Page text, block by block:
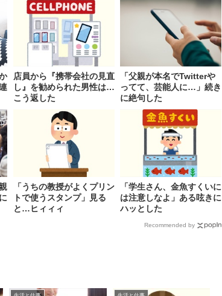
店員から『携帯会社の見直
し』を勧められた男性は…
こう返した
「父親が本名でTwitterや
ってて、芸能人に…」続き
に絶句した
「うちの教授がよくプリン
トで使うスタンプ」見る
と…ヒィィィ
「学生さん、金魚すくいに
は注意しなよ」ある呟きに
ハッとした
Recommended by